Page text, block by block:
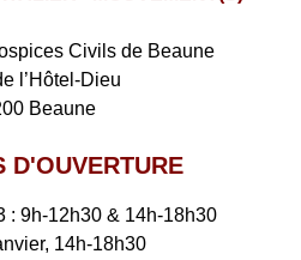
Civils de Beaune
l’Hôtel-Dieu
Beaune
D'OUVERTURE
: 9h-12h30 & 14h-18h30
14h-18h30